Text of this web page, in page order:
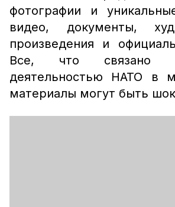
фотографии и
видео, документы,
произведения и
Все, что связано
деятельностью НАТО в
материалы могут быть